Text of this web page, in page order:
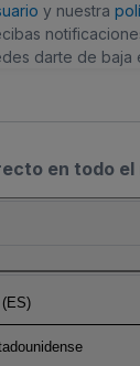
y nuestra
darte de baja
en todo el